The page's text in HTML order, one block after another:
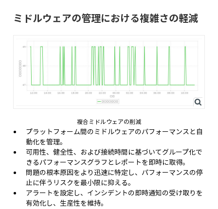
ミドルウェアの管理における複雑さの軽減
複合ミドルウェアの削減
プラットフォーム間のミドルウェアのパフォーマンスと自
動化を管理。
可用性、健全性、および接続時間に基づいてグループ化で
きるパフォーマンスグラフとレポートを即時に取得。
問題の根本原因をより迅速に特定し、パフォーマンスの停
止に伴うリスクを最小限に抑える。
アラートを設定し、インシデントの即時通知の受け取りを
有効化し、生産性を維持。